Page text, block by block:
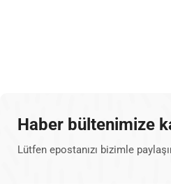
Haber bültenimize
Lütfen epostanızı bizimle